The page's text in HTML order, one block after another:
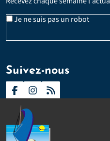
Je ne suis pas un robotEmail
Suivez-nous